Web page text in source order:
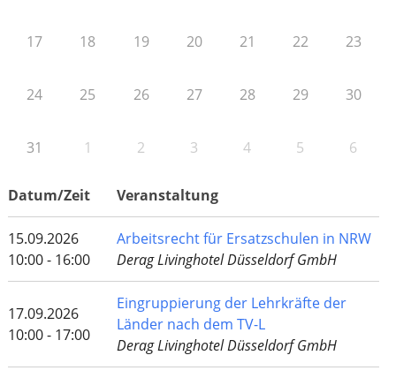
17 18 19 20 21 22 23
24 25 26 27 28 29 30
31 1 2 3 4 5 6
Datum/Zeit Veranstaltung
15.09.2026
10:00 - 16:00
Arbeitsrecht für Ersatzschulen in NRW
Derag Livinghotel Düsseldorf GmbH
17.09.2026
10:00 - 17:00
Eingruppierung der Lehrkräfte der
Länder nach dem TV-L
Derag Livinghotel Düsseldorf GmbH